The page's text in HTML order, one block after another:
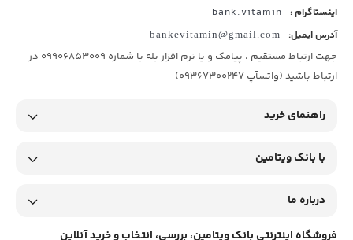
اینستاگرام : bank.vitamin
آدرس ایمیل: bankevitamin@gmail.com
جهت ارتباط مستقیم ، پیامک و یا نرم افزار بله با شماره 09906853009 در
ارتباط باشید (واتسآپ 09367300247)
راهنمای خرید
با بانک ویتامین
درباره ما
فروشگاه اینترنتی بانک ویتامین، بررسی، انتخاب و خرید آنلاین